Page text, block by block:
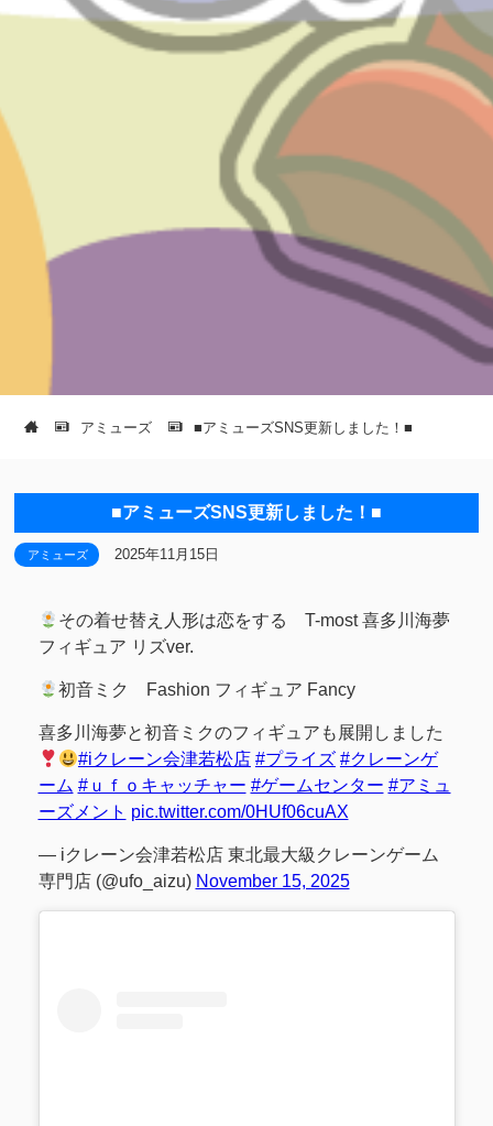
アミューズ ■アミューズSNS更新しました！■
■アミューズSNS更新しました！■
アミューズ 2025年11月15日
その着せ替え人形は恋をする T-most 喜多川海夢
フィギュア リズver.
初音ミク Fashion フィギュア Fancy
喜多川海夢と初音ミクのフィギュアも展開しました
#iクレーン会津若松店 #プライズ #クレーンゲ
ーム #ｕｆｏキャッチャー #ゲームセンター #アミュ
ーズメント pic.twitter.com/0HUf06cuAX
— iクレーン会津若松店 東北最大級クレーンゲーム
専門店 (@ufo_aizu) November 15, 2025